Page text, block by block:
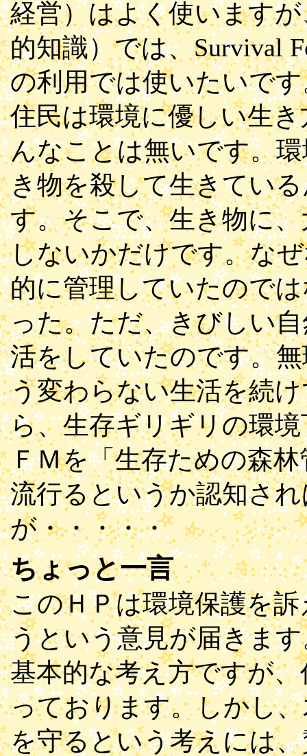
経営）はよく使います
的知識）では、Survival
の利用では使いたいで
住民は環境に優しい生
んなことは無いです。
き物を殺して生きてい
す。そこで、生き物に
しないかだけです。な
的に管理していたので
った。ただ、きびしい
活をしていたのです。
う変わらない生活を続
ら、生存ギリギリの環
ＦＭを「生存ための森
流行るというか認知さ
が・・・・・
ちょっと一言
このＨＰは環境保護を
うという意見が届きま
基本的な考え方ですが
っております。しかし
を守るという考えには